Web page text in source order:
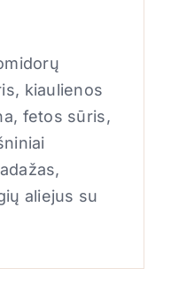
kiaulienos
fetos sūris,
aliejus su